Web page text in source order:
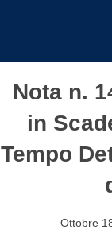
Nota n.
in
Tempo
Ottobre